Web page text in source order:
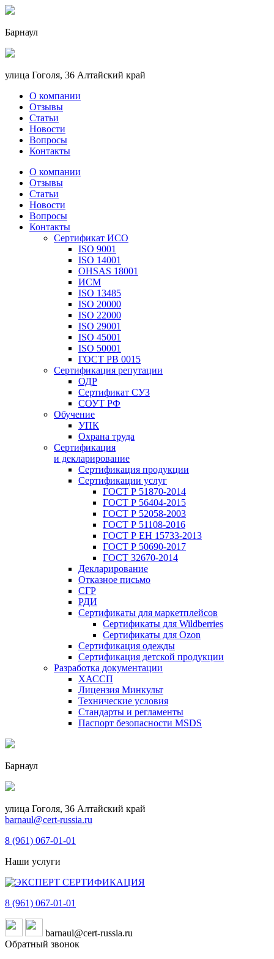
Барнаул
улица Гоголя, 36 Алтайский край
О компании
Отзывы
Статьи
Новости
Вопросы
Контакты
О компании
Отзывы
Статьи
Новости
Вопросы
Контакты
Сертификат ИСО
ISO 9001
ISO 14001
OHSAS 18001
ИСМ
ISO 13485
ISO 20000
ISO 22000
ISO 29001
ISO 45001
ISO 50001
ГОСТ РВ 0015
Сертификация репутации
ОДР
Сертификат СУЗ
СОУТ РФ
Обучение
УПК
Охрана труда
Сертификация
и декларирование
Сертификация продукции
Сертификации услуг
ГОСТ Р 51870-2014
ГОСТ Р 56404-2015
ГОСТ Р 52058-2003
ГОСТ Р 51108-2016
ГОСТ Р ЕН 15733-2013
ГОСТ Р 50690-2017
ГОСТ 32670-2014
Декларирование
Отказное письмо
СГР
РДИ
Сертификаты для маркетплейсов
Сертификаты для Wildberries
Сертификаты для Ozon
Сертификация одежды
Сертификация детской продукции
Разработка документации
ХАССП
Лицензия Минкульт
Технические условия
Стандарты и регламенты
Паспорт безопасности MSDS
Барнаул
улица Гоголя, 36 Алтайский край
barnaul@cert-russia.ru
8 (961) 067-01-01
Наши услуги
8 (961) 067-01-01
barnaul@cert-russia.ru
Обратный звонок